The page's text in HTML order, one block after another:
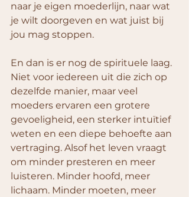
naar je eigen moederlijn, naar wat
je wilt doorgeven en wat juist bij
jou mag stoppen.
En dan is er nog de spirituele laag.
Niet voor iedereen uit die zich op
dezelfde manier, maar veel
moeders ervaren een grotere
gevoeligheid, een sterker intuïtief
weten en een diepe behoefte aan
vertraging. Alsof het leven vraagt
om minder presteren en meer
luisteren. Minder hoofd, meer
lichaam. Minder moeten, meer